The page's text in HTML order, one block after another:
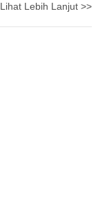
Lihat Lebih Lanjut >>